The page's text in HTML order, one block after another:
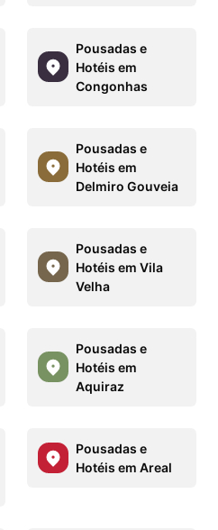
Pousadas e
Hotéis em
Congonhas
Pousadas e
Hotéis em
Delmiro Gouveia
Pousadas e
Hotéis em Vila
Velha
Pousadas e
Hotéis em
Aquiraz
Pousadas e
Hotéis em Areal